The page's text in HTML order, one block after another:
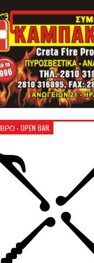
- OPEN BAR